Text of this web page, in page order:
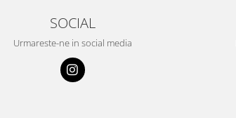
SOCIAL
Urmareste-ne in social media